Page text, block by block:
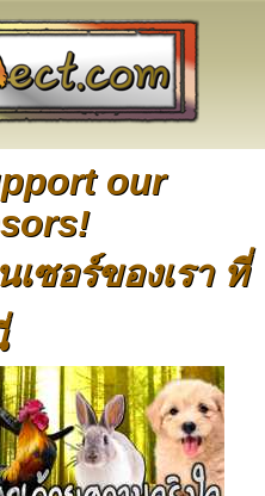
our
ซอร์ของเรา ที่